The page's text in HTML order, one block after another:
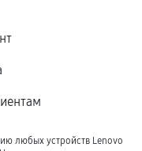
любых устройств Lenovo